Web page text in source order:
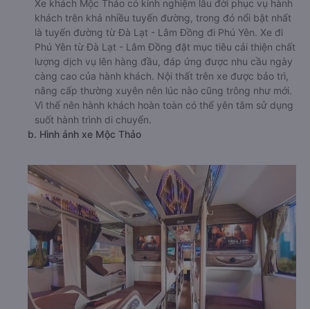
Xe khách Mộc Thảo có kinh nghiệm lâu đời phục vụ hành
khách trên khá nhiều tuyến đường, trong đó nổi bật nhất
là tuyến đường từ Đà Lạt - Lâm Đồng đi Phú Yên. Xe đi
Phú Yên từ Đà Lạt - Lâm Đồng đặt mục tiêu cải thiện chất
lượng dịch vụ lên hàng đầu, đáp ứng được nhu cầu ngày
càng cao của hành khách. Nội thất trên xe được bảo trì,
nâng cấp thường xuyên nên lúc nào cũng trông như mới.
Vì thế nên hành khách hoàn toàn có thể yên tâm sử dụng
suốt hành trình di chuyển.
b. Hình ảnh xe Mộc Thảo